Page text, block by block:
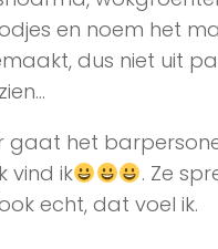
en noem het
dus niet uit
gaat het
vind ik
. Ze
echt, dat voel ik.